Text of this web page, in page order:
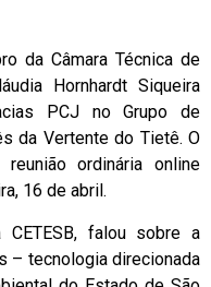
da Câmara Técnica de
Hornhardt Siqueira
PCJ no Grupo de
da Vertente do Tietê. O
ordinária online
16 de abril.
CETESB, falou sobre a
– tecnologia direcionada